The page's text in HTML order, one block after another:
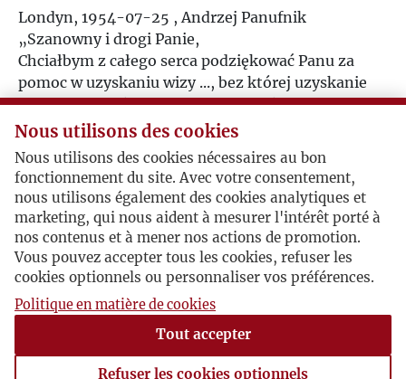
W
Ż
Londyn, 1954-07-25 , Andrzej Panufnik
„Szanowny i drogi Panie,
Chciałbym z całego serca podziękować Panu za
pomoc w uzyskaniu wizy ..., bez której uzyskanie
wizy szwajcarskiej, a potem angielskiej. byłoby
niemożliwe. Za tę przysługę jestem Panu niezwykle
wdzięczny.
Ściskam dłoń Pańską bardzo .... i uprzejmie proszę
o przekazanie najlepszych pozdrowień dla p.
Józefa Czapskiego i Czesława Miłosza.”
Szereg spraw
1954-07-28 , Jerzy Giedroyc
List Redaktora daje pewne pojęcie o rozległości
jego kontaktów i wielotorowości jego działań -
jednocześnie załatwia wywiady w prasie
Nous utilisons des cookies
Nous utilisons des cookies nécessaires au bon
fonctionnement du site. Avec votre consentement,
nous utilisons également des cookies analytiques et
marketing, qui nous aident à mesurer l'intérêt porté à
nos contenus et à mener nos actions de promotion.
Vous pouvez accepter tous les cookies, refuser les
cookies optionnels ou personnaliser vos préférences.
Politique en matière de cookies
Tout accepter
Refuser les cookies optionnels